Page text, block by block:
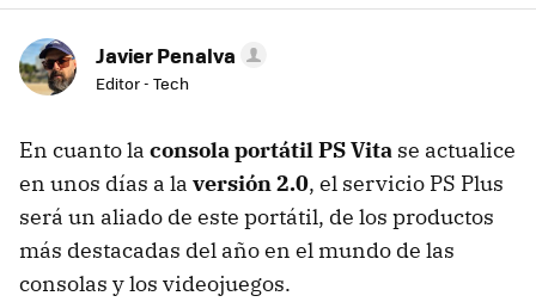
Javier Penalva
Editor - Tech
En cuanto la consola portátil PS Vita se actualice
en unos días a la versión 2.0, el servicio PS Plus
será un aliado de este portátil, de los productos
más destacadas del año en el mundo de las
consolas y los videojuegos.